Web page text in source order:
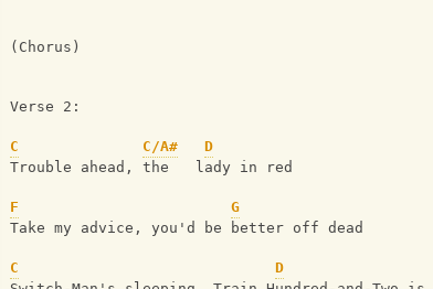
(Chorus)
Verse 2:
C C/A#
D
Trouble ahead, the   lady in red
F
G
Take my advice, you'd be better off dead
C
D